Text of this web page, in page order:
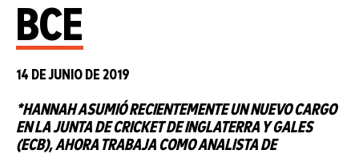
BCE
14 DE JUNIO DE 2019
*HANNAH ASUMIÓ RECIENTEMENTE UN NUEVO CARGO
EN LAJUNTA DE CRICKET DE INGLATERRA Y GALES
(ECB), AHORA TRABAJA COMO ANALISTA DE